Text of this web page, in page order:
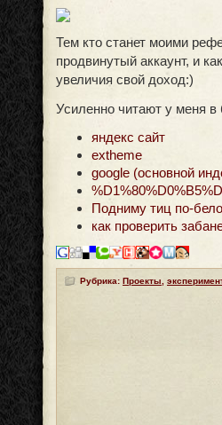
Тем кто станет моими
продвинутый аккаунт, и
увеличия свой доход:)
Усиленно читают у меня в
яндекс сайт
extheme
google (основной
Подниму тиц по-
как проверить
Рубрика: Проекты